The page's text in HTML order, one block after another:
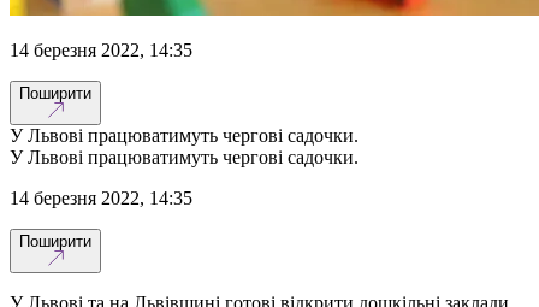
14 березня 2022, 14:35
Поширити
У Львові працюватимуть чергові садочки.
У Львові працюватимуть чергові садочки.
14 березня 2022, 14:35
Поширити
У Львові та на Львівщині готові відкрити дошкільні заклади,